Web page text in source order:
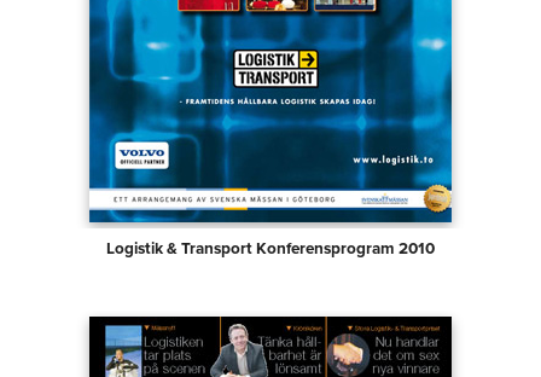
Logistik & Transport Konferensprogram 2010